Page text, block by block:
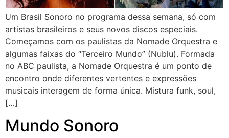
Um Brasil Sonoro no programa dessa semana, só com
artistas brasileiros e seus novos discos especiais.
Começamos com os paulistas da Nomade Orquestra e
algumas faixas do “Terceiro Mundo” (Nublu). Formada
no ABC paulista, a Nomade Orquestra é um ponto de
encontro onde diferentes vertentes e expressões
musicais interagem de forma única. Mistura funk, soul,
[…]
Mundo Sonoro